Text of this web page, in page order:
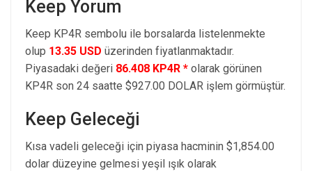
Keep Yorum
Keep KP4R sembolu ile borsalarda listelenmekte
olup 13.35 USD üzerinden fiyatlanmaktadır.
Piyasadaki değeri 86.408 KP4R * olarak görünen
KP4R son 24 saatte $927.00 DOLAR işlem görmüştür.
Keep Geleceği
Kısa vadeli geleceği için piyasa hacminin $1,854.00
dolar düzeyine gelmesi yeşil ışık olarak